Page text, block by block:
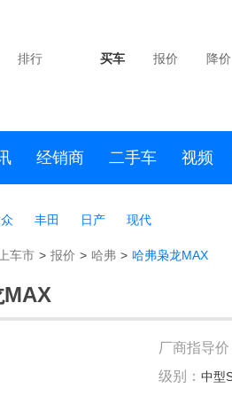
排行 买车 报价 降价
经销商 二手车 视频
丰田 日产 现代
车市 > 报价 > 哈弗 > 哈弗枭龙MAX
厂商指导价
级别： 中型